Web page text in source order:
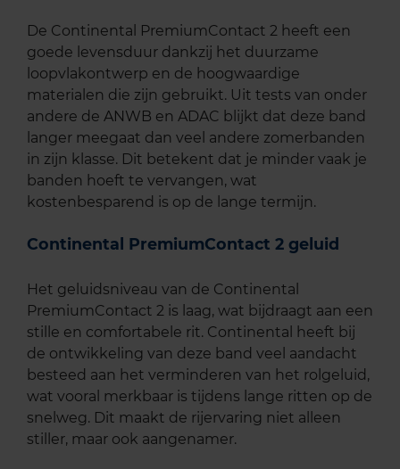
De Continental PremiumContact 2 heeft een
goede levensduur dankzij het duurzame
loopvlakontwerp en de hoogwaardige
materialen die zijn gebruikt. Uit tests van onder
andere de ANWB en ADAC blijkt dat deze band
langer meegaat dan veel andere zomerbanden
in zijn klasse. Dit betekent dat je minder vaak je
banden hoeft te vervangen, wat
kostenbesparend is op de lange termijn.
Continental PremiumContact 2 geluid
Het geluidsniveau van de Continental
PremiumContact 2 is laag, wat bijdraagt aan een
stille en comfortabele rit. Continental heeft bij
de ontwikkeling van deze band veel aandacht
besteed aan het verminderen van het rolgeluid,
wat vooral merkbaar is tijdens lange ritten op de
snelweg. Dit maakt de rijervaring niet alleen
stiller, maar ook aangenamer.